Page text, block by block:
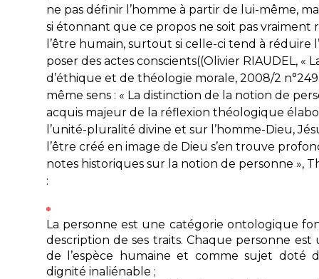
ne pas définir l’homme à partir de lui-même,
si étonnant que ce propos ne soit pas
l’être humain, surtout si celle-ci tend à réduire
poser des actes conscients((Olivier RIAUDEL,
d’éthique et de théologie morale, 2008/2
même sens : « La distinction de la notion de
acquis majeur de la réflexion théologique
l’unité-pluralité divine et sur l’homme-Dieu,
l’être créé en image de Dieu s’en trouve
notes historiques sur la notion de personne »,
:
La personne est une catégorie ontologique
description de ses traits. Chaque personne
de l’espèce humaine et comme sujet doté
dignité inaliénable ;